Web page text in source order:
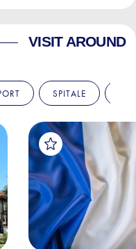
VISIT AROUND
SPITALE